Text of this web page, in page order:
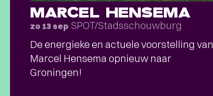
MARCEL HENSEMA
zo 13 sep SPOT/Stadsschouwburg
De energieke en actuele voorstelling van
Marcel Hensema opnieuw naar
Groningen!